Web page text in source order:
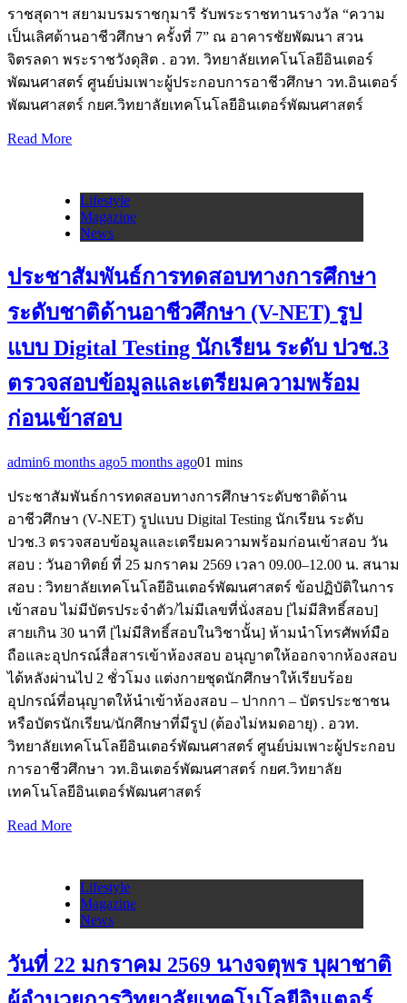
ราชสุดาฯ สยามบรมราชกุมารี รับพระราชทานรางวัล “ความ
เป็นเลิศด้านอาชีวศึกษา ครั้งที่ 7” ณ อาคารชัยพัฒนา สวน
จิตรลดา พระราชวังดุสิต . อวท. วิทยาลัยเทคโนโลยีอินเตอร์
พัฒนศาสตร์ ศูนย์บ่มเพาะผู้ประกอบการอาชีวศึกษา วท.อินเตอร์
พัฒนศาสตร์ กยศ.วิทยาลัยเทคโนโลยีอินเตอร์พัฒนศาสตร์
Read More
Lifestyle
Magazine
News
ประชาสัมพันธ์การทดสอบทางการศึกษา
ระดับชาติด้านอาชีวศึกษา (V-NET) รูป
แบบ Digital Testing นักเรียน ระดับ ปวช.3
ตรวจสอบข้อมูลและเตรียมความพร้อม
ก่อนเข้าสอบ
admin6 months ago5 months ago01 mins
ประชาสัมพันธ์การทดสอบทางการศึกษาระดับชาติด้าน
อาชีวศึกษา (V-NET) รูปแบบ Digital Testing นักเรียน ระดับ
ปวช.3 ตรวจสอบข้อมูลและเตรียมความพร้อมก่อนเข้าสอบ วัน
สอบ : วันอาทิตย์ ที่ 25 มกราคม 2569 เวลา 09.00–12.00 น. สนาม
สอบ : วิทยาลัยเทคโนโลยีอินเตอร์พัฒนศาสตร์ ข้อปฏิบัติในการ
เข้าสอบ ไม่มีบัตรประจำตัว/ไม่มีเลขที่นั่งสอบ [ไม่มีสิทธิ์สอบ]
สายเกิน 30 นาที [ไม่มีสิทธิ์สอบในวิชานั้น] ห้ามนำโทรศัพท์มือ
ถือและอุปกรณ์สื่อสารเข้าห้องสอบ อนุญาตให้ออกจากห้องสอบ
ได้หลังผ่านไป 2 ชั่วโมง แต่งกายชุดนักศึกษาให้เรียบร้อย
อุปกรณ์ที่อนุญาตให้นำเข้าห้องสอบ – ปากกา – บัตรประชาชน
หรือบัตรนักเรียน/นักศึกษาที่มีรูป (ต้องไม่หมดอายุ) . อวท.
วิทยาลัยเทคโนโลยีอินเตอร์พัฒนศาสตร์ ศูนย์บ่มเพาะผู้ประกอบ
การอาชีวศึกษา วท.อินเตอร์พัฒนศาสตร์ กยศ.วิทยาลัย
เทคโนโลยีอินเตอร์พัฒนศาสตร์
Read More
Lifestyle
Magazine
News
วันที่ 22 มกราคม 2569 นางจตุพร บุผาชาติ